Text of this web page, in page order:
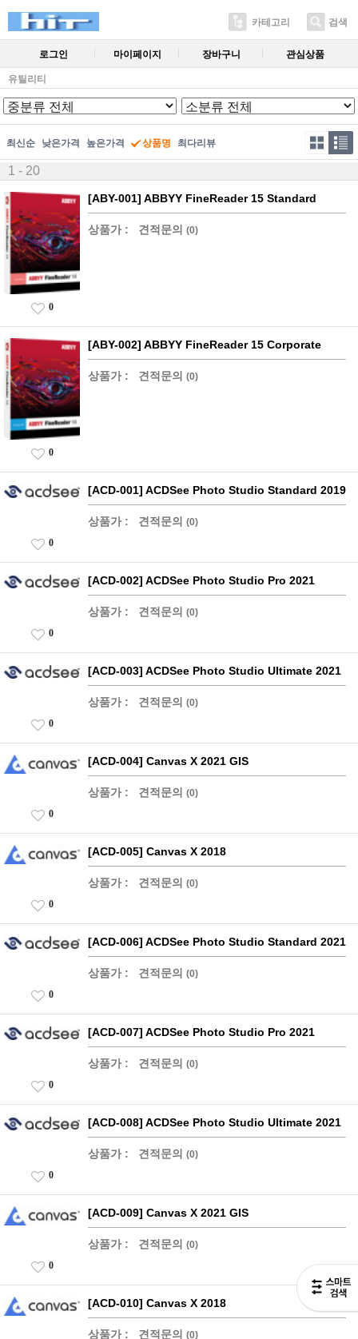
카테고리 검색
로그인 마이페이지 장바구니 관심상품
유틸리티
최신순 낮은가격 높은가격 상품명 최다리뷰
1 - 20
[ABY-001] ABBYY FineReader 15 Standard
상품가 : 견적문의 (0)
0
[ABY-002] ABBYY FineReader 15 Corporate
상품가 : 견적문의 (0)
0
[ACD-001] ACDSee Photo Studio Standard 2019
상품가 : 견적문의 (0)
0
[ACD-002] ACDSee Photo Studio Pro 2021
상품가 : 견적문의 (0)
0
[ACD-003] ACDSee Photo Studio Ultimate 2021
상품가 : 견적문의 (0)
0
[ACD-004] Canvas X 2021 GIS
상품가 : 견적문의 (0)
0
[ACD-005] Canvas X 2018
상품가 : 견적문의 (0)
0
[ACD-006] ACDSee Photo Studio Standard 2021
상품가 : 견적문의 (0)
0
[ACD-007] ACDSee Photo Studio Pro 2021
상품가 : 견적문의 (0)
0
[ACD-008] ACDSee Photo Studio Ultimate 2021
상품가 : 견적문의 (0)
0
[ACD-009] Canvas X 2021 GIS
상품가 : 견적문의 (0)
0
[ACD-010] Canvas X 2018
상품가 : 견적문의 (0)